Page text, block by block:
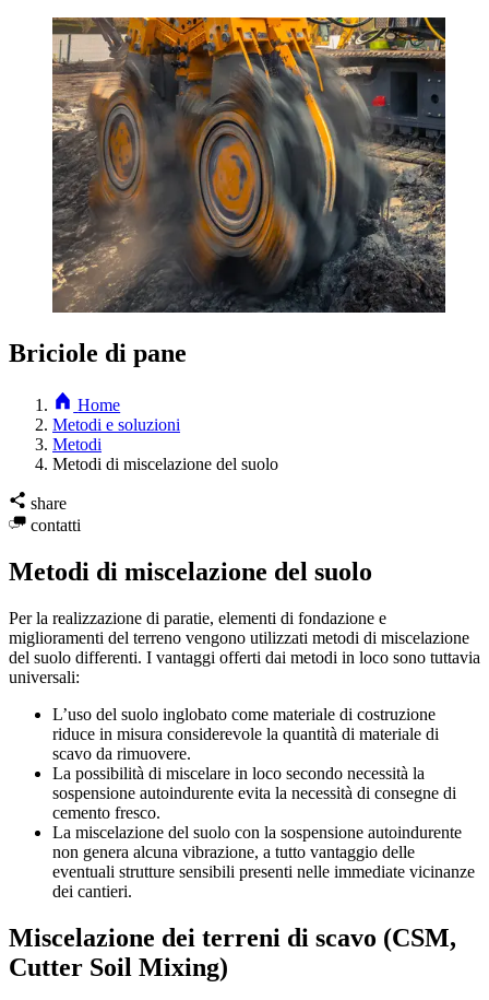
Briciole di pane
Home
Metodi e soluzioni
Metodi
Metodi di miscelazione del suolo
share
contatti
Metodi di miscelazione del suolo
Per la realizzazione di paratie, elementi di fondazione e
miglioramenti del terreno vengono utilizzati metodi di miscelazione
del suolo differenti. I vantaggi offerti dai metodi in loco sono tuttavia
universali:
L’uso del suolo inglobato come materiale di costruzione
riduce in misura considerevole la quantità di materiale di
scavo da rimuovere.
La possibilità di miscelare in loco secondo necessità la
sospensione autoindurente evita la necessità di consegne di
cemento fresco.
La miscelazione del suolo con la sospensione autoindurente
non genera alcuna vibrazione, a tutto vantaggio delle
eventuali strutture sensibili presenti nelle immediate vicinanze
dei cantieri.
Miscelazione dei terreni di scavo (CSM,
Cutter Soil Mixing)